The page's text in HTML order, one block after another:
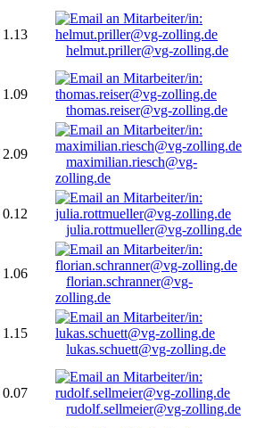
1.13
helmut.priller@vg-zolling.de
1.09
thomas.reiser@vg-zolling.de
2.09
maximilian.riesch@vg-
zolling.de
0.12
julia.rottmueller@vg-zolling.de
1.06
florian.schranner@vg-
zolling.de
1.15
lukas.schuett@vg-zolling.de
0.07
rudolf.sellmeier@vg-zolling.de